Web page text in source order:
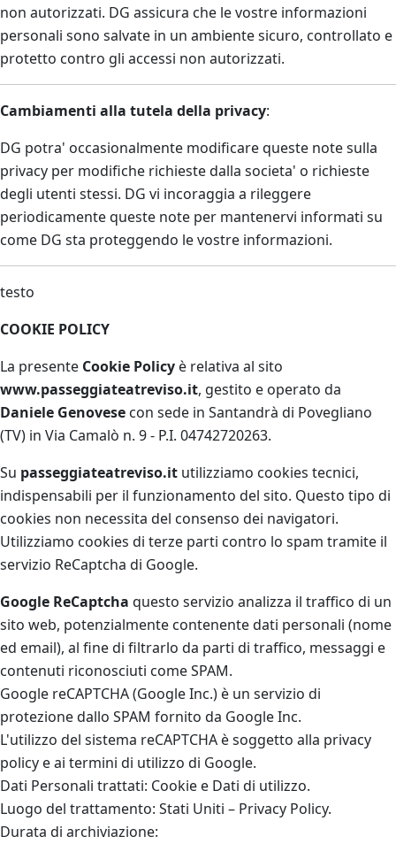
non autorizzati. DG assicura che le vostre informazioni
personali sono salvate in un ambiente sicuro, controllato e
protetto contro gli accessi non autorizzati.
Cambiamenti alla tutela della privacy:
DG potra' occasionalmente modificare queste note sulla
privacy per modifiche richieste dalla societa' o richieste
degli utenti stessi. DG vi incoraggia a rileggere
periodicamente queste note per mantenervi informati su
come DG sta proteggendo le vostre informazioni.
testo
COOKIE POLICY
La presente Cookie Policy è relativa al sito
www.passeggiateatreviso.it, gestito e operato da
Daniele Genovese con sede in Santandrà di Povegliano
(TV) in Via Camalò n. 9 - P.I. 04742720263.
Su passeggiateatreviso.it utilizziamo cookies tecnici,
indispensabili per il funzionamento del sito. Questo tipo di
cookies non necessita del consenso dei navigatori.
Utilizziamo cookies di terze parti contro lo spam tramite il
servizio ReCaptcha di Google.
Google ReCaptcha questo servizio analizza il traffico di un
sito web, potenzialmente contenente dati personali (nome
ed email), al fine di filtrarlo da parti di traffico, messaggi e
contenuti riconosciuti come SPAM.
Google reCAPTCHA (Google Inc.) è un servizio di
protezione dallo SPAM fornito da Google Inc.
L'utilizzo del sistema reCAPTCHA è soggetto alla privacy
policy e ai termini di utilizzo di Google.
Dati Personali trattati: Cookie e Dati di utilizzo.
Luogo del trattamento: Stati Uniti – Privacy Policy.
Durata di archiviazione: